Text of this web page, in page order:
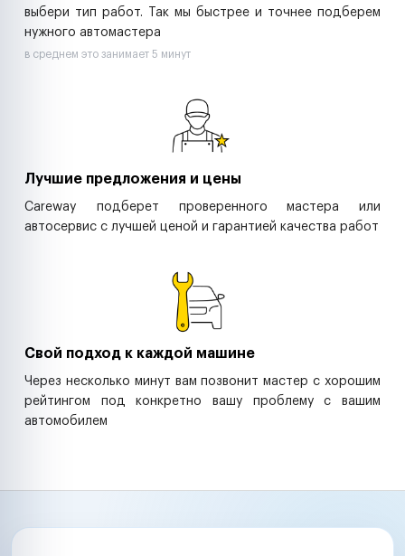
выбери тип работ. Так мы быстрее и точнее подберем
нужного автомастера
в среднем это занимает 5 минут
Лучшие предложения и цены
Careway подберет проверенного мастера или
автосервис с лучшей ценой и гарантией качества работ
Свой подход к каждой машине
Через несколько минут вам позвонит мастер с хорошим
рейтингом под конкретно вашу проблему с вашим
автомобилем